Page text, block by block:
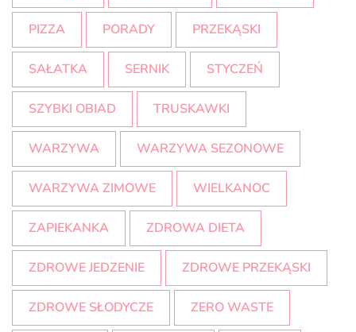
PIZZA PORADY PRZEKĄSKI
SAŁATKA SERNIK STYCZEŃ
SZYBKI OBIAD TRUSKAWKI
WARZYWA WARZYWA SEZONOWE
WARZYWA ZIMOWE WIELKANOC
ZAPIEKANKA ZDROWA DIETA
ZDROWE JEDZENIE ZDROWE PRZEKĄSKI
ZDROWE SŁODYCZE ZERO WASTE